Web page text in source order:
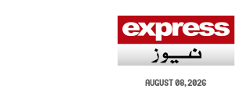
AUGUST 08, 2026